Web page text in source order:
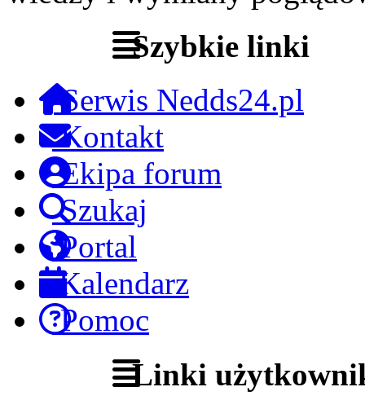
Szybkie linki
Serwis Nedds24.pl
Kontakt
Ekipa forum
Szukaj
Portal
Kalendarz
Pomoc
Linki